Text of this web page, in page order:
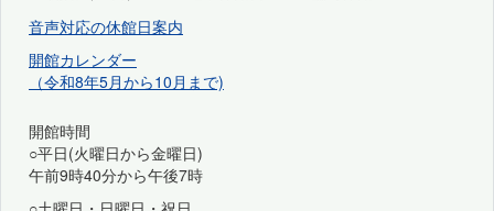
音声対応の休館日案内
開館カレンダー
（令和8年5月から10月まで)
開館時間
○平日(火曜日から金曜日)
午前9時40分から午後7時